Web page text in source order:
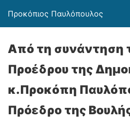
Προκόπιος Παυλόπουλος
Από τη συνάντηση
Προέδρου της
κ.Προκόπη
Πρόεδρο της